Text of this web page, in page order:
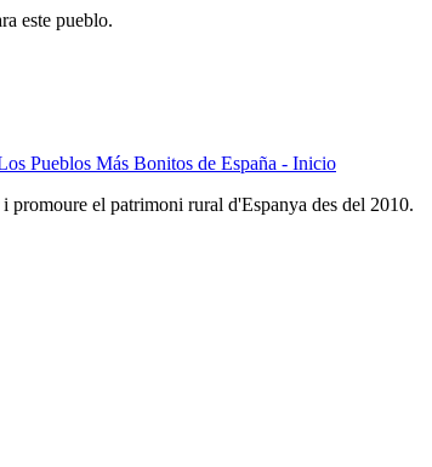
este pueblo.
Pueblos Más Bonitos de España - Inicio
promoure el patrimoni rural d'Espanya des del 2010.